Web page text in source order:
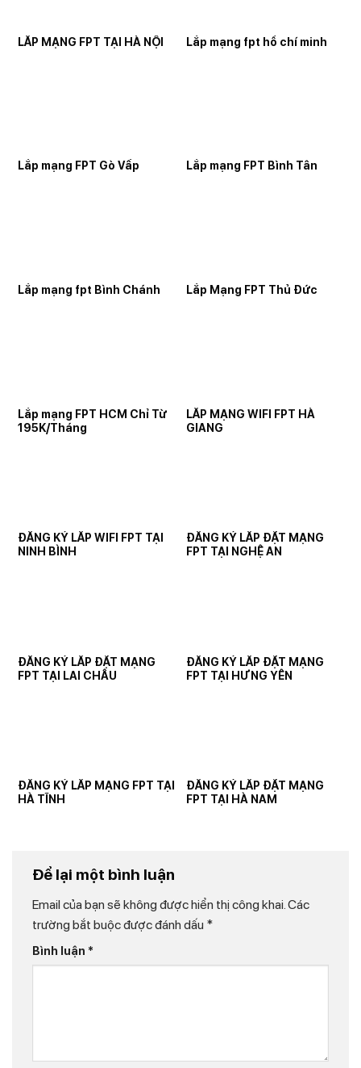
LẮP MẠNG FPT TẠI HÀ NỘI Lắp mạng fpt hồ chí minh
Lắp mạng FPT Gò Vấp Lắp mạng FPT Bình Tân
Lắp mạng fpt Bình Chánh Lắp Mạng FPT Thủ Đức
Lắp mạng FPT HCM Chỉ Từ
195K/Tháng
LẮP MẠNG WIFI FPT HÀ
GIANG
ĐĂNG KÝ LẮP WIFI FPT TẠI
NINH BÌNH
ĐĂNG KÝ LẮP ĐẶT MẠNG
FPT TẠI NGHỆ AN
ĐĂNG KÝ LẮP ĐẶT MẠNG
FPT TẠI LAI CHÂU
ĐĂNG KÝ LẮP ĐẶT MẠNG
FPT TẠI HƯNG YÊN
ĐĂNG KÝ LẮP MẠNG FPT TẠI
HÀ TĨNH
ĐĂNG KÝ LẮP ĐẶT MẠNG
FPT TẠI HÀ NAM
Để lại một bình luận
Email của bạn sẽ không được hiển thị công khai.Các
trường bắt buộc được đánh dấu *
Bình luận *